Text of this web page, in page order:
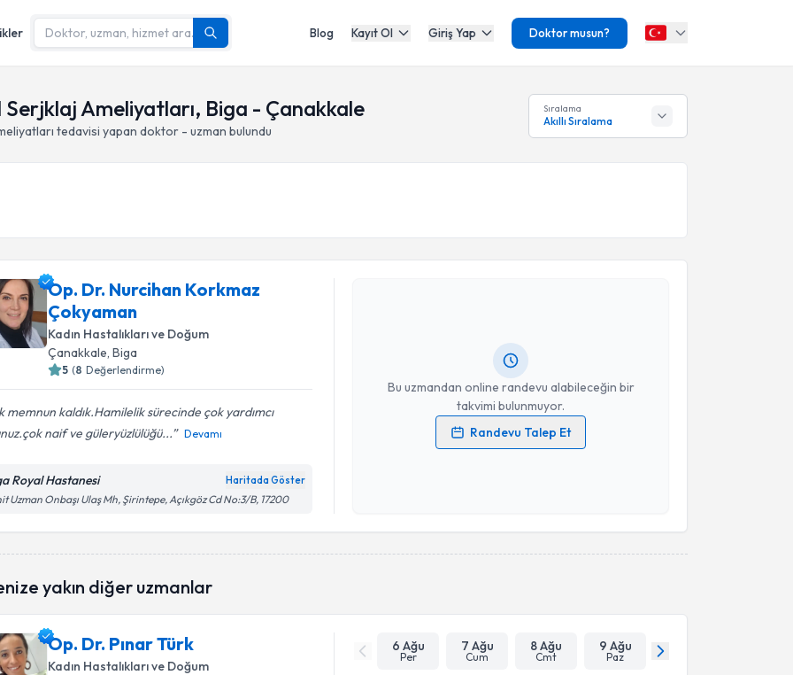
Blog Kayıt Ol Giriş Yap Doktor musun?
Ameliyatları, Biga - Çanakkale
tedavisi yapan doktor - uzman bulundu
Sıralama
Akıllı Sıralama
Op. Dr. Nurcihan Korkmaz
Çokyaman
Kadın Hastalıkları ve Doğum
Çanakkale, Biga
5 (8 Değerlendirme)
memnun kaldık.Hamilelik sürecinde çok yardımcı
naif ve güleryüzlülüğü...
Devamı
Royal Hastanesi Haritada Göster
Uzman Onbaşı Ulaş Mh, Şirintepe, Açıkgöz Cd No:3/B, 17200
Bu uzmandan online randevu alabileceğin bir
takvimi bulunmuyor.
Randevu Talep Et
Randevu Takvimi Talebi
Kişisel verilerimin işlenmesine ilişkinAydınlatma Metni
yakın diğer uzmanlar
Op. Dr. Pınar Türk
Kadın Hastalıkları ve Doğum
6 Ağu
Per
7 Ağu
Cum
8 Ağu
Cmt
9 Ağu
Paz